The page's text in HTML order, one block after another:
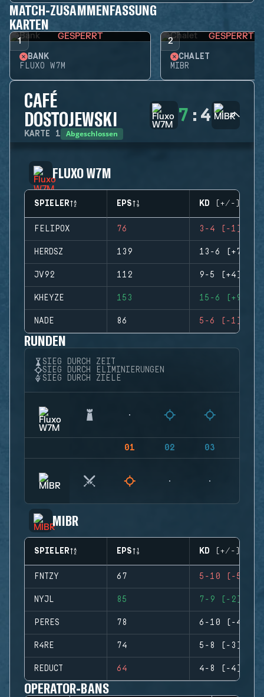
MATCH-ZUSAMMENFASSUNG
KARTEN
1 GESPERRT
BANK
FLUXO W7M
2 GESPERRT
CHALET
MIBR
CAFÉ
DOSTOJEWSKI
KARTE 1 Abgeschlossen
7 : 4
FLUXO W7M
SPIELER EPS KD (+/-)
FELIPOX 76 3-4 (-1)
HERDSZ 139 13-6 (+7)
JV92 112 9-5 (+4)
KHEYZE 153 15-6 (+9)
NADE 86 5-6 (-1)
RUNDEN
SIEG DURCH ZEIT
SIEG DURCH ELIMINIERUNGEN
SIEG DURCH ZIELE
01 02 03
MIBR
SPIELER EPS KD (+/-)
FNTZY 67 5-10 (-5)
NYJL 85 7-9 (-2)
PERES 78 6-10 (-4)
R4RE 74 5-8 (-3)
REDUCT 64 4-8 (-4)
OPERATOR-BANS